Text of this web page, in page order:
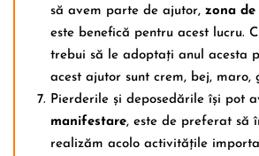
să avem parte de ajutor, zona
este benefică pentru acest lucru.
trebui să le adoptați anul acesta
acest ajutor sunt crem, bej, maro,
Pierderile și deposedările își pot
manifestare, este de preferat să
realizăm acolo activitățile